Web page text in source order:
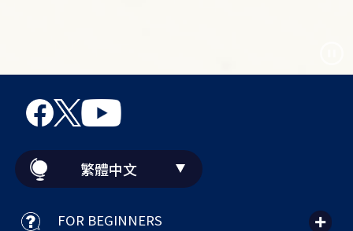
繁體中文
FOR BEGINNERS